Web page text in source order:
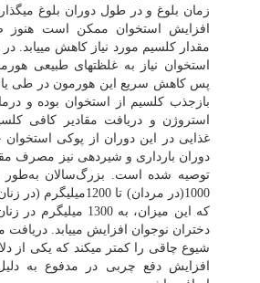
زمان بلوغ و در طول دوران بلوغ
افزایش استخوان ممکن است هنوز
مقدار کلسیم مورد نیاز کاهش می‏یابد.
استخوان نیاز به غلظت‏های طبیعی
پس کاهش سریع این هورمون در طی
بازجذب کلسیم از استخوان بوده و
استروژن و دریافت مقادیر کافی
غذایی در این دوران از پوکی استخوان
دوران بارداری و شیردهی نیز مصرف
توصیه شده است. بزرگ‌سالان به‌طور
1000(در مردان) تا
که این میزان، به 1300
دختران نوجوان افزایش می‏یابد. دریافت
شیوع چاقی را کم‏تر می‏کند که یکی از
افزایش دفع چربی در مدفوع به